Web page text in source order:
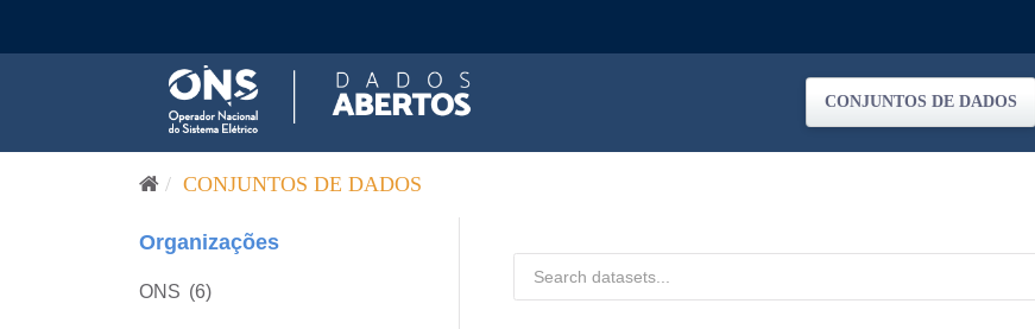
CONJUNTOS DE DADOS
CONJUNTOS DE DADOS
Organizações
ONS (6)